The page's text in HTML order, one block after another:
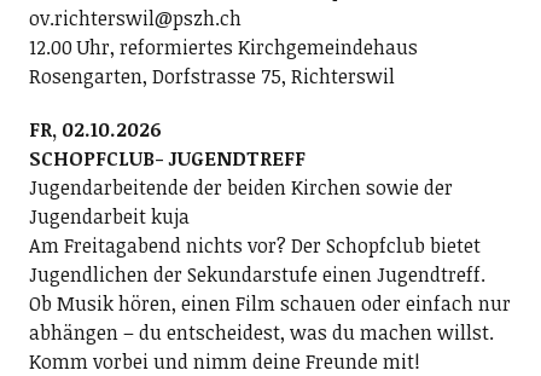
ov.richterswil@pszh.ch
12.00 Uhr, reformiertes Kirchgemeindehaus
Rosengarten, Dorfstrasse 75, Richterswil
FR, 02.10.2026
SCHOPFCLUB- JUGENDTREFF
Jugendarbeitende der beiden Kirchen sowie der
Jugendarbeit kuja
Am Freitagabend nichts vor? Der Schopfclub bietet
Jugendlichen der Sekundarstufe einen Jugendtreff.
Ob Musik hören, einen Film schauen oder einfach nur
abhängen – du entscheidest, was du machen willst.
Komm vorbei und nimm deine Freunde mit!